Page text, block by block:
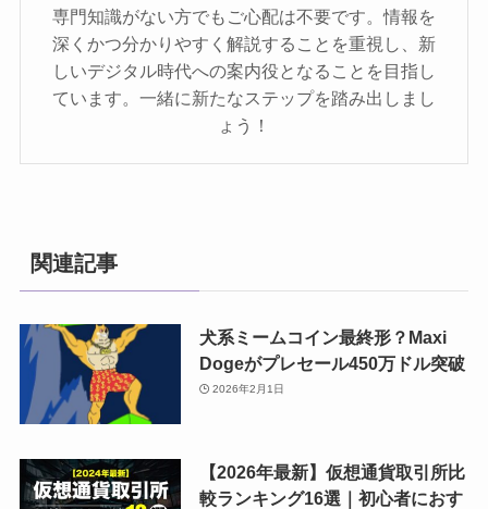
専門知識がない方でもご心配は不要です。情報を
深くかつ分かりやすく解説することを重視し、新
しいデジタル時代への案内役となることを目指し
ています。一緒に新たなステップを踏み出しまし
ょう！
関連記事
犬系ミームコイン最終形？Maxi
Dogeがプレセール450万ドル突破
2026年2月1日
【2026年最新】仮想通貨取引所比
較ランキング16選｜初心者におす